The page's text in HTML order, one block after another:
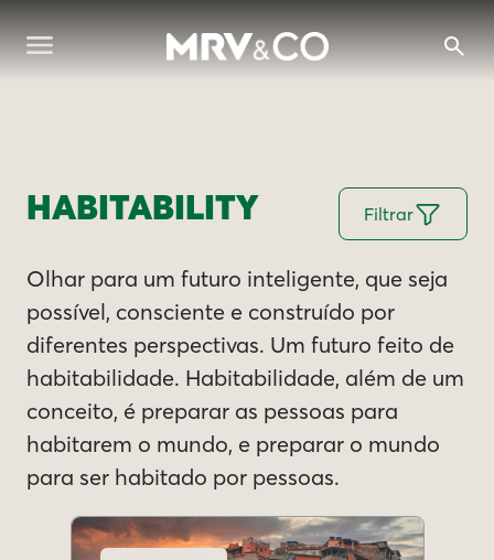
HABITABILITY Filtrar
Olhar para um futuro inteligente, que seja
possível, consciente e construído por
diferentes perspectivas. Um futuro feito de
habitabilidade. Habitabilidade, além de um
conceito, é preparar as pessoas para
habitarem o mundo, e preparar o mundo
para ser habitado por pessoas.